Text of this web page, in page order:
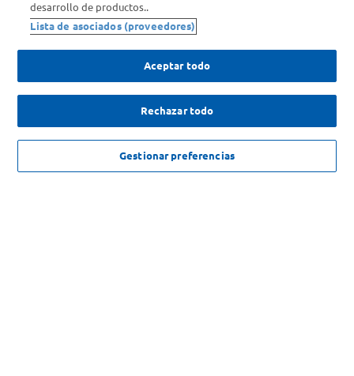
Comprá Online
Enterate de nuestras ofertas
Dejanos tu mail para recibir todas las ofertas y promociones antes
que nadie.
Provincia
ENVIAR
desarrollo de productos..
Lista de asociados (proveedores)
Aceptar todo
Rechazar todo
Gestionar preferencias